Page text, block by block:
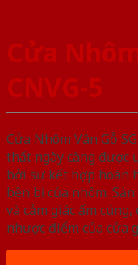
Cửa
CNVG-5
Cửa Nhôm Vân Gỗ
thất ngày càng được
bởi sự kết hợp hoàn
bền bỉ của nhôm.
và cảm giác ấm
nhược điểm của cửa